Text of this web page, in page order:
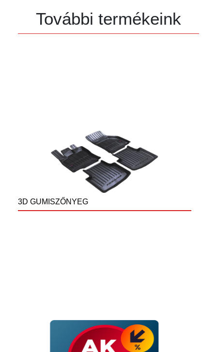
További termékeink
3D GUMISZŐNYEG